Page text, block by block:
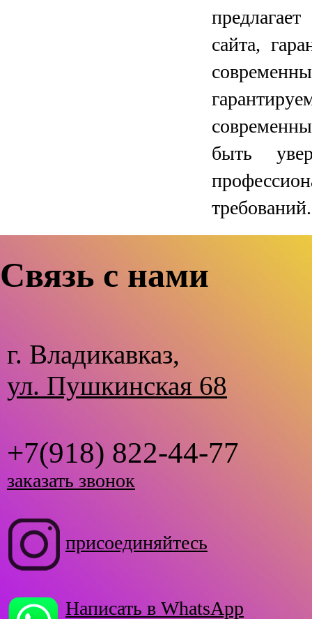
сайта,
быть
требований.
Связь с нами
г. Владикавказ,
ул. Пушкинская 68
+7(918) 822-44-77
заказать звонок
присоединяйтесь
Написать в WhatsApp